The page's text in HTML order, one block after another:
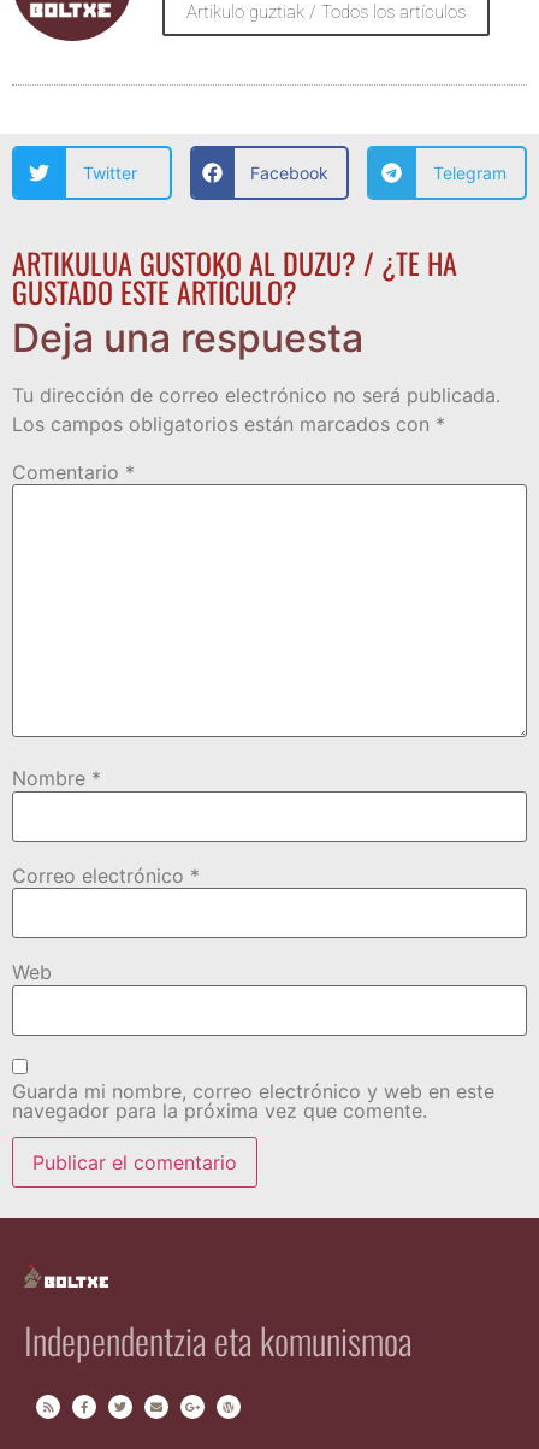
Artikulo guztiak / Todos los artículos
Twitter Facebook Telegram
ARTIKULUA GUSTOKO AL DUZU? / ¿TE HA
GUSTADO ESTE ARTÍCULO?
Deja una respuesta
Tu dirección de correo electrónico no será publicada.
Los campos obligatorios están marcados con *
Comentario *
Nombre *
Correo electrónico *
Web
Guarda mi nombre, correo electrónico y web en este
navegador para la próxima vez que comente.
Independentzia eta komunismoa